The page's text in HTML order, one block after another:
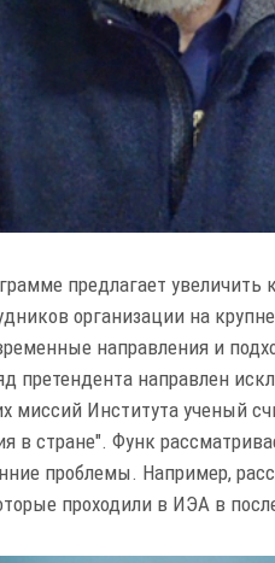
предлагает увеличить
организации на
направления и
претендента направлен
миссий Института ученый
в стране". Функ
проблемы. Например,
проходили в ИЭА в